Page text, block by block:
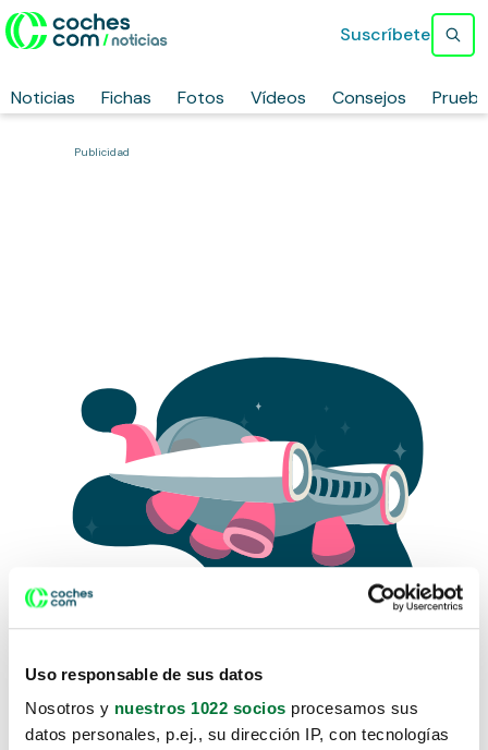
Uso responsable de sus datos
Nosotros y nuestros 1022 socios procesamos sus
datos personales, p.ej., su dirección IP, con tecnologías
Noticias Fichas Fotos Vídeos Consejos
Suscríbete
Publicidad